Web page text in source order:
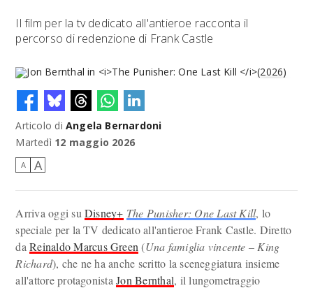
Il film per la tv dedicato all'antieroe racconta il
percorso di redenzione di Frank Castle
Jon Bernthal in The Punisher: One Last Kill
Articolo di Angela Bernardoni
Martedì 12 maggio 2026
A A
Arriva oggi suDisney+ The Punisher: One Last Kill, lo
speciale per la TV dedicato all'antieroe Frank Castle. Diretto
daReinaldo Marcus Green (Una famiglia vincente – King
Richard), che ne ha anche scritto la sceneggiatura insieme
all'attore protagonistaJon Bernthal, il lungometraggio